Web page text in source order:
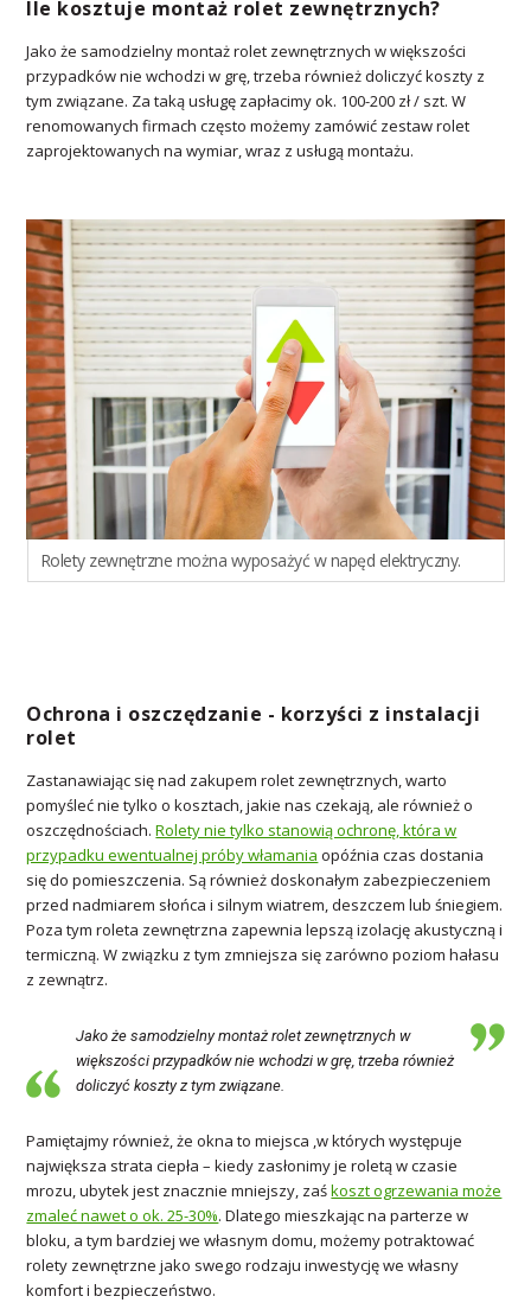
Ile kosztuje montaż rolet zewnętrznych?
Jako że samodzielny montaż rolet zewnętrznych w większości
przypadków nie wchodzi w grę, trzeba również doliczyć koszty z
tym związane. Za taką usługę zapłacimy ok. 100-200 zł / szt. W
renomowanych firmach często możemy zamówić zestaw rolet
zaprojektowanych na wymiar, wraz z usługą montażu.
Rolety zewnętrzne można wyposażyć w napęd elektryczny.
Ochrona i oszczędzanie - korzyści z instalacji
rolet
Zastanawiając się nad zakupem rolet zewnętrznych, warto
pomyśleć nie tylko o kosztach, jakie nas czekają, ale również o
oszczędnościach.Rolety nie tylko stanowią ochronę, która w
przypadku ewentualnej próby włamania opóźnia czas dostania
się do pomieszczenia. Są również doskonałym zabezpieczeniem
przed nadmiarem słońca i silnym wiatrem, deszczem lub śniegiem.
Poza tym roleta zewnętrzna zapewnia lepszą izolację akustyczną i
termiczną. W związku z tym zmniejsza się zarówno poziom hałasu
z zewnątrz.
Jako że samodzielny montaż rolet zewnętrznych w
większości przypadków nie wchodzi w grę, trzeba również
doliczyć koszty z tym związane.
Pamiętajmy również, że okna to miejsca ,w których występuje
największa strata ciepła – kiedy zasłonimy je roletą w czasie
mrozu, ubytek jest znacznie mniejszy, zaśkoszt ogrzewania może
zmaleć nawet o ok. 25-30%. Dlatego mieszkając na parterze w
bloku, a tym bardziej we własnym domu, możemy potraktować
rolety zewnętrzne jako swego rodzaju inwestycję we własny
komfort i bezpieczeństwo.